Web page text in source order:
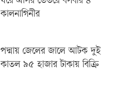
কালনাগিনীর
পদ্মায় জেলের জালে আটক দুই
কাতল ৯৫ হাজার টাকায় বিক্রি